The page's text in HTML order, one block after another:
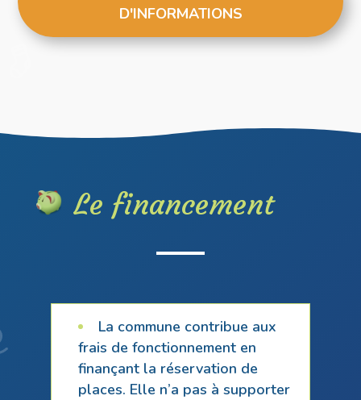
D'INFORMATIONS
Le financement
La commune contribue aux
frais de fonctionnement en
finançant la réservation de
places. Elle n’a pas à supporter